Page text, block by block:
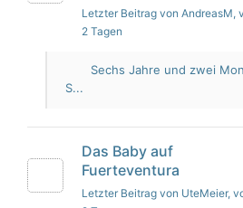
Letzter Beitrag von AndreasM,
2 Tagen
Sechs Jahre und zwei
S...
Das Baby auf
Fuerteventura
Letzter Beitrag von UteMeier,